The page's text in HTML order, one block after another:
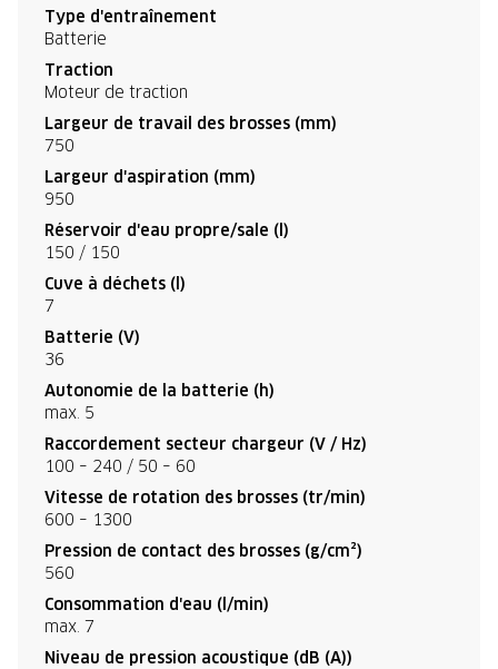
Type d'entraînement
Batterie
Traction
Moteur de traction
Largeur de travail des brosses (mm)
750
Largeur d'aspiration (mm)
950
Réservoir d'eau propre/sale (l)
150 / 150
Cuve à déchets (l)
7
Batterie (V)
36
Autonomie de la batterie (h)
max. 5
Raccordement secteur chargeur (V / Hz)
100 – 240 / 50 – 60
Vitesse de rotation des brosses (tr/min)
600 – 1300
Pression de contact des brosses (g/cm²)
560
Consommation d'eau (l/min)
max. 7
Niveau de pression acoustique (dB (A))